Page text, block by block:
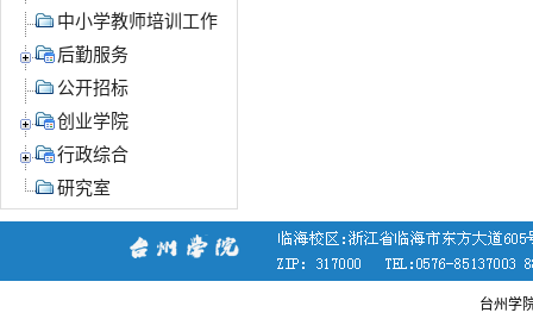
中小学教师培训工作
后勤服务
公开招标
创业学院
行政综合
研究室
台州学